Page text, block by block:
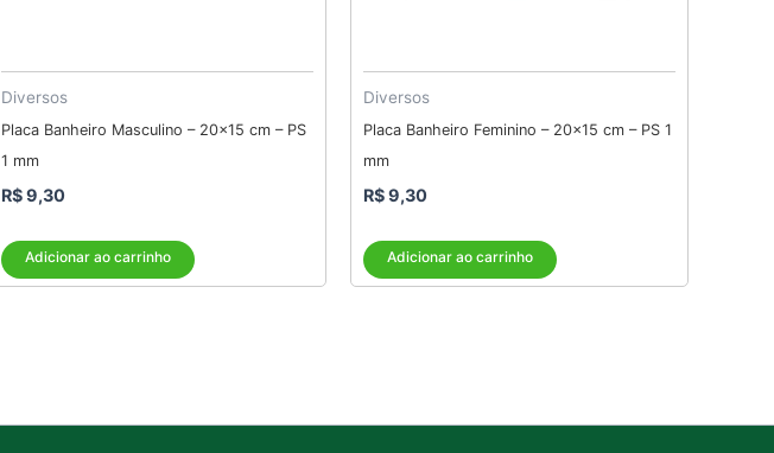
Diversos
Placa Banheiro Masculino – 20×15 cm – PS
1 mm
R$9,30
Adicionar ao carrinho
Diversos
Placa Banheiro Feminino – 20×15 cm – PS 1
mm
R$9,30
Adicionar ao carrinho